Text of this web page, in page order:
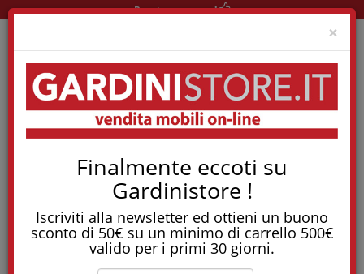
×
Finalmente eccoti su
Gardinistore !
Iscriviti alla newsletter ed ottieni un buono
sconto di 50€ su un minimo di carrello 500€
valido per i primi 30 giorni.
Pronta consegna!
Tostapane, tritatutto, aspirapolvere, friggitrice
e molti altri Elettrodomestici!
Topper UP Lake - tessuto impermeabile